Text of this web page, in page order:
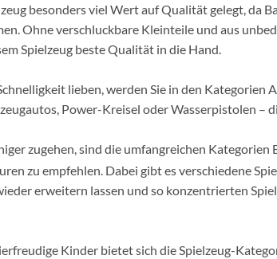
besonders viel Wert auf Qualität gelegt, da
Ohne verschluckbare Kleinteile und aus
Spielzeug beste Qualität in die Hand.
lieben, werden Sie in den Kategorien
Power-Kreisel oder Wasserpistolen –
zugehen, sind die umfangreichen
zu empfehlen. Dabei gibt es verschiedene
erweitern lassen und so konzentrierten
Kinder bietet sich die Spielzeug-